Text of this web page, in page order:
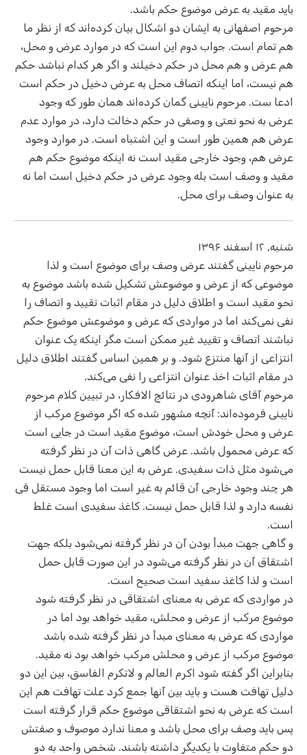
باید مقید به عرض موضوع حکم باشد.
مرحوم اصفهانی به ایشان دو اشکال بیان کرده‌اند که از نظر ما
هم تمام است. جواب دوم این است که در موارد عرض و محل،
هم عرض و هم محل در حکم دخیلند و اگر هر کدام نباشد حکم
هم نیست، اما اینکه اتصاف محل به عرض دخیل در حکم است
ادعا ست. مرحوم نایینی گمان کرده‌اند همان طور که وجود
عرض به نحو نعتی و وصفی در حکم دخالت دارد، در موارد عدم
عرض هم همین طور است و این اشتباه است. در موارد وجود
عرض هم، وجود خارجی مقید است نه اینکه موضوع حکم هم
مقید و وصف است بله وجود عرض در حکم دخیل است اما نه
به عنوان وصف برای محل.
شنبه, ۱۲ اسفند ۱۳۹۶
مرحوم نایینی گفتند عرض وصف برای موضوع است و لذا
موضوعی که از عرض و موضوعش تشکیل شده باشد موضوع به
نحو مقید است و اطلاق دلیل در مقام اثبات تقیید و اتصاف را
نفی نمی‌کند اما در مواردی که عرض و موضوعش موضوع حکم
نباشند اتصاف و تقیید غیر ممکن است مگر اینکه یک عنوان
انتزاعی از آنها منتزع شود. و بر همین اساس گفتند اطلاق دلیل
در مقام اثبات اخذ عنوان انتزاعی را نفی می‌کند.
مرحوم آقای شاهرودی در نتائج الافکار، در تبیین کلام مرحوم
نایینی فرموده‌اند: آنچه مشهور شده که اگر موضوع مرکب از
عرض و محل خودش است، موضوع مقید است در جایی است
که عرض محمول باشد. عرض گاهی ذات آن در نظر گرفته
می‌شود مثل ذات سفیدی. عرض به این معنا قابل حمل نیست
هر چند وجود خارجی آن قائم به غیر است اما وجود مستقل فی
نفسه دارد و لذا قابل حمل نیست. کاغذ سفیدی است غلط
است.
و گاهی جهت مبدأ بودن آن در نظر گرفته نمی‌شود بلکه جهت
اشتقاق آن در نظر گرفته می‌شود در این صورت قابل حمل
است و لذا کاغذ سفید است صحیح است.
در مواردی که عرض به معنای اشتقاقی در نظر گرفته شود
موضوع مرکب از عرض و محلش، مقید خواهد بود اما در
مواردی که عرض به معنای مبدأ در نظر گرفته شده باشد
موضوع مرکب از عرض و محلش مرکب خواهد بود نه مقید.
بنابراین اگر گفته شود اکرم العالم و لاتکرم الفاسق، بین این دو
دلیل تهافت هست و باید بین آنها جمع کرد علت تهافت هم این
است که عرض به نحو اشتقاقی موضوع حکم قرار گرفته است
پس باید وصف برای محل باشد و معنا ندارد موصوف و صفتش
دو حکم متفاوت با یکدیگر داشته باشند. شخص واحد به دو